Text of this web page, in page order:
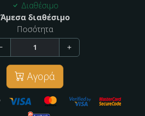
Διαθέσιμο
Άμεσα διαθέσιμο
Ποσότητα
Αγορά